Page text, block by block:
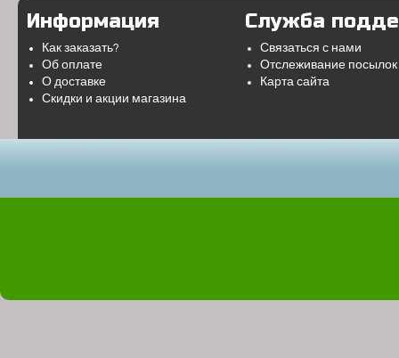
Информация
Как заказать?
Об оплате
О доставке
Скидки и акции магазина
Служба
Связаться с нами
Отслеживание посылок
Карта сайта